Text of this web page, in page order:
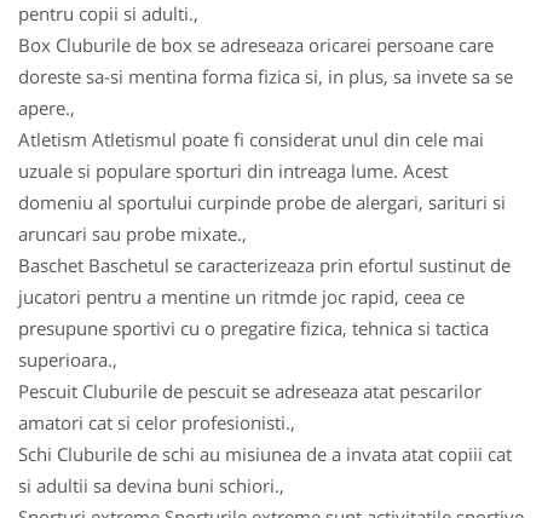
pentru copii si adulti.,
Box Cluburile de box se adreseaza oricarei persoane care
doreste sa-si mentina forma fizica si, in plus, sa invete sa se
apere.,
Atletism Atletismul poate fi considerat unul din cele mai
uzuale si populare sporturi din intreaga lume. Acest
domeniu al sportului curpinde probe de alergari, sarituri si
aruncari sau probe mixate.,
Baschet Baschetul se caracterizeaza prin efortul sustinut de
jucatori pentru a mentine un ritmde joc rapid, ceea ce
presupune sportivi cu o pregatire fizica, tehnica si tactica
superioara.,
Pescuit Cluburile de pescuit se adreseaza atat pescarilor
amatori cat si celor profesionisti.,
Schi Cluburile de schi au misiunea de a invata atat copiii cat
si adultii sa devina buni schiori.,